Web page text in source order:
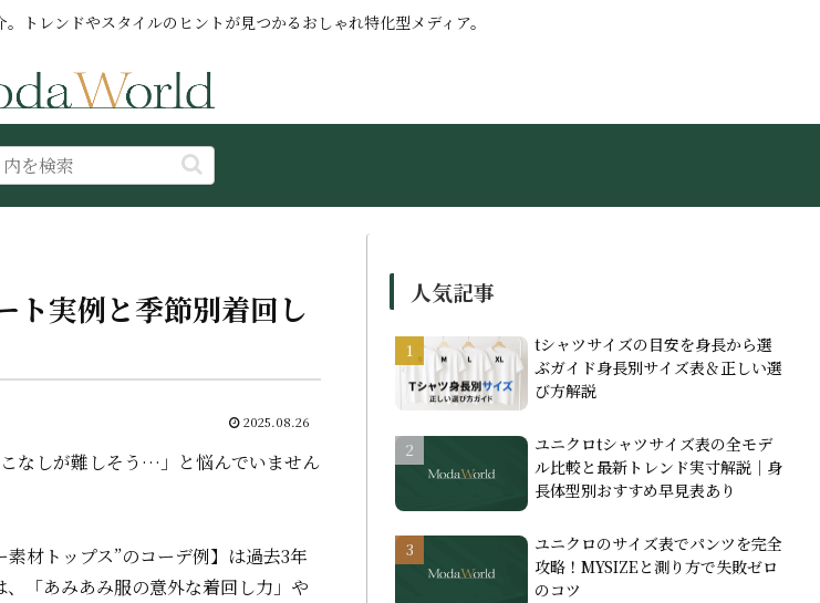
トレンドやスタイルのヒントが見つかるおしゃれ特化型メディア。
ト実例と季節別着回し
2025.08.26
なしが難しそう…」と悩んでいません
材トップス”のコーデ例】は過去3年
「あみあみ服の意外な着回し力」や
人気記事
tシャツサイズの目安を身長から選
ぶガイド身長別サイズ表＆正しい選
び方解説
ユニクロtシャツサイズ表の全モデ
ル比較と最新トレンド実寸解説｜身
長体型別おすすめ早見表あり
ユニクロのサイズ表でパンツを完全
攻略！MYSIZEと測り方で失敗ゼロ
のコツ